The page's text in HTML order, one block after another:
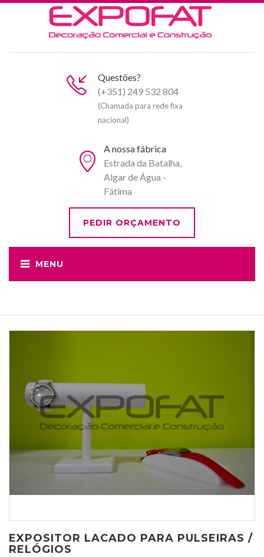
Questões?
(+351) 249 532 804
(Chamada para rede fixa
nacional)
A nossa fábrica
Estrada da Batalha,
Algar de Água -
Fátima
PEDIR ORÇAMENTO
EXPOSITOR LACADO PARA PULSEIRAS /
RELÓGIOS